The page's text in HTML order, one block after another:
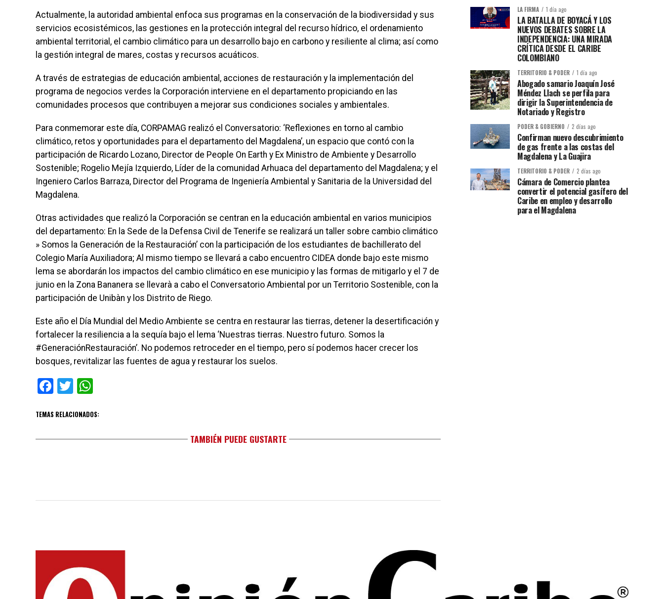
Actualmente, la autoridad ambiental enfoca sus programas en la conservación de la biodiversidad y sus
servicios ecosistémicos, las gestiones en la protección integral del recurso hídrico, el ordenamiento
ambiental territorial, el cambio climático para un desarrollo bajo en carbono y resiliente al clima; así como
la gestión integral de mares, costas y recursos acuáticos.
A través de estrategias de educación ambiental, acciones de restauración y la implementación del
programa de negocios verdes la Corporación interviene en el departamento propiciando en las
comunidades procesos que contribuyen a mejorar sus condiciones sociales y ambientales.
Para conmemorar este día, CORPAMAG realizó el Conversatorio: ‘Reflexiones en torno al cambio
climático, retos y oportunidades para el departamento del Magdalena’, un espacio que contó con la
participación de Ricardo Lozano, Director de People On Earth y Ex Ministro de Ambiente y Desarrollo
Sostenible; Rogelio Mejía Izquierdo, Líder de la comunidad Arhuaca del departamento del Magdalena; y el
Ingeniero Carlos Barraza, Director del Programa de Ingeniería Ambiental y Sanitaria de la Universidad del
Magdalena.
Otras actividades que realizó la Corporación se centran en la educación ambiental en varios municipios
del departamento: En la Sede de la Defensa Civil de Tenerife se realizará un taller sobre cambio climático
» Somos la Generación de la Restauración’ con la participación de los estudiantes de bachillerato del
Colegio María Auxiliadora; Al mismo tiempo se llevará a cabo encuentro CIDEA donde bajo este mismo
lema se abordarán los impactos del cambio climático en ese municipio y las formas de mitigarlo y el 7 de
junio en la Zona Bananera se llevarà a cabo el Conversatorio Ambiental por un Territorio Sostenible, con la
participación de Unibàn y los Distrito de Riego.
Este año el Día Mundial del Medio Ambiente se centra en restaurar las tierras, detener la desertificación y
fortalecer la resiliencia a la sequía bajo el lema ‘Nuestras tierras. Nuestro futuro. Somos la
#GeneraciónRestauración’. No podemos retroceder en el tiempo, pero sí podemos hacer crecer los
bosques, revitalizar las fuentes de agua y restaurar los suelos.
Facebook
Twitter
TEMAS RELACIONADOS:
TAMBIÉN PUEDE GUSTARTE
LA FIRMA 1 día ago
LA BATALLA DE BOYACÁ Y LOS
NUEVOS DEBATES SOBRE LA
INDEPENDENCIA: UNA MIRADA
CRÍTICA DESDE EL CARIBE
COLOMBIANO
TERRITORIO & PODER 1 día ago
Abogado samario Joaquín José
Méndez Llach se perfila para
dirigir la Superintendencia de
Notariado y Registro
PODER & GOBIERNO 2 días ago
Confirman nuevo descubrimiento
de gas frente a las costas del
Magdalena y La Guajira
TERRITORIO & PODER 2 días ago
Cámara de Comercio plantea
convertir el potencial gasífero del
Caribe en empleo y desarrollo
para el Magdalena